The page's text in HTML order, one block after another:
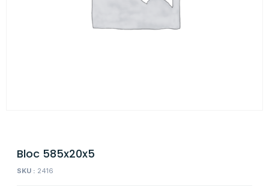
Bloc 585x20x5
SKU : 2416